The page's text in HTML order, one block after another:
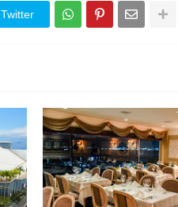
Twitter